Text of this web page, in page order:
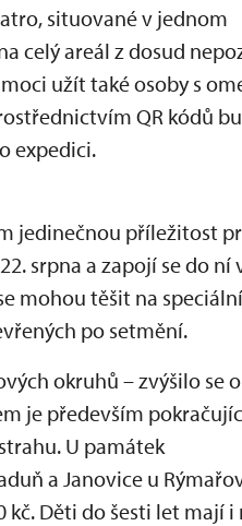
situované v jednom
celý areál z dosud
užít také osoby s
QR kódů
expedici.
jedinečnou příležitost
srpna a zapojí se do ní
mohou těšit na
po setmění.
okruhů – zvýšilo se
je především
U památek
a Janovice u
kč. Děti do šesti let mají i